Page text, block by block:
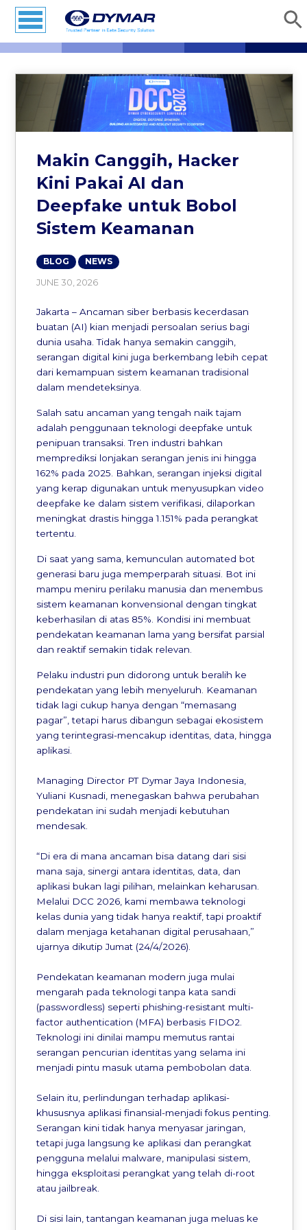
Makin Canggih, Hacker
Kini Pakai AI dan
Deepfake untuk Bobol
Sistem Keamanan
BLOG NEWS
JUNE 30, 2026
Jakarta – Ancaman siber berbasis kecerdasan
buatan (AI) kian menjadi persoalan serius bagi
dunia usaha. Tidak hanya semakin canggih,
serangan digital kini juga berkembang lebih cepat
dari kemampuan sistem keamanan tradisional
dalam mendeteksinya.
Salah satu ancaman yang tengah naik tajam
adalah penggunaan teknologi deepfake untuk
penipuan transaksi. Tren industri bahkan
memprediksi lonjakan serangan jenis ini hingga
162% pada 2025. Bahkan, serangan injeksi digital
yang kerap digunakan untuk menyusupkan video
deepfake ke dalam sistem verifikasi, dilaporkan
meningkat drastis hingga 1.151% pada perangkat
tertentu.
Di saat yang sama, kemunculan automated bot
generasi baru juga memperparah situasi. Bot ini
mampu meniru perilaku manusia dan menembus
sistem keamanan konvensional dengan tingkat
keberhasilan di atas 85%. Kondisi ini membuat
pendekatan keamanan lama yang bersifat parsial
dan reaktif semakin tidak relevan.
Pelaku industri pun didorong untuk beralih ke
pendekatan yang lebih menyeluruh. Keamanan
tidak lagi cukup hanya dengan “memasang
pagar”, tetapi harus dibangun sebagai ekosistem
yang terintegrasi-mencakup identitas, data, hingga
aplikasi.
Managing Director PT Dymar Jaya Indonesia,
Yuliani Kusnadi, menegaskan bahwa perubahan
pendekatan ini sudah menjadi kebutuhan
mendesak.
“Di era di mana ancaman bisa datang dari sisi
mana saja, sinergi antara identitas, data, dan
aplikasi bukan lagi pilihan, melainkan keharusan.
Melalui DCC 2026, kami membawa teknologi
kelas dunia yang tidak hanya reaktif, tapi proaktif
dalam menjaga ketahanan digital perusahaan,”
ujarnya dikutip Jumat (24/4/2026).
Pendekatan keamanan modern juga mulai
mengarah pada teknologi tanpa kata sandi
(passwordless) seperti phishing-resistant multi-
factor authentication (MFA) berbasis FIDO2.
Teknologi ini dinilai mampu memutus rantai
serangan pencurian identitas yang selama ini
menjadi pintu masuk utama pembobolan data.
Selain itu, perlindungan terhadap aplikasi-
khususnya aplikasi finansial-menjadi fokus penting.
Serangan kini tidak hanya menyasar jaringan,
tetapi juga langsung ke aplikasi dan perangkat
pengguna melalui malware, manipulasi sistem,
hingga eksploitasi perangkat yang telah di-root
atau jailbreak.
Di sisi lain, tantangan keamanan juga meluas ke